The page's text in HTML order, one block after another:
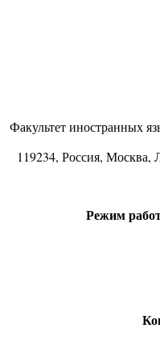
Факультет иностранных
119234, Россия, Москва,
Режим